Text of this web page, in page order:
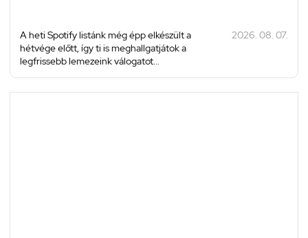
A heti Spotify listánk még épp elkészült a
hétvége előtt, így ti is meghallgatjátok a
legfrissebb lemezeink válogatot...
2026. 08. 07.